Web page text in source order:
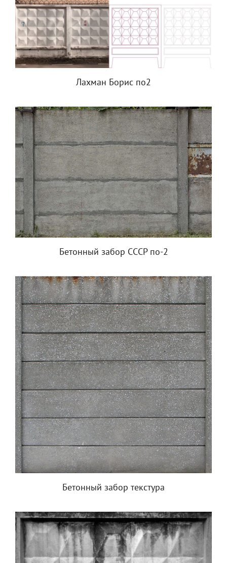
Лахман Борис по2
Бетонный забор СССР по-2
Бетонный забор текстура